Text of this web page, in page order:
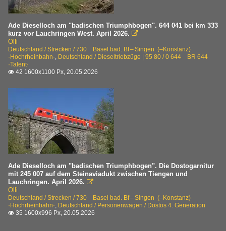
Ade Dieselloch am "badischen Triumphbogen". 644 041 bei km 333
kurz vor Lauchringen West. April 2026. 
Olli
Deutschland / Strecken / 730 Basel bad. Bf – Singen (–Konstanz)
·Hochrheinbahn·, Deutschland / Dieseltriebzüge | 95 80 / 0 644 BR 644
·Talent·
 42 1600x1100 Px, 20.05.2026
Ade Dieselloch am "badischen Triumphbogen". Die Dostogarnitur
mit 245 007 auf dem Steinaviadukt zwischen Tiengen und
Lauchringen. April 2026. 
Olli
Deutschland / Strecken / 730 Basel bad. Bf – Singen (–Konstanz)
·Hochrheinbahn·, Deutschland / Personenwagen / Dostos 4. Generation
 35 1600x996 Px, 20.05.2026